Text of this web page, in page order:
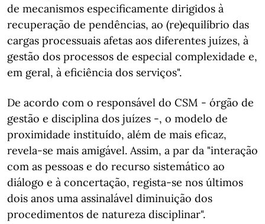
de mecanismos especificamente dirigidos à
recuperação de pendências, ao (re)equilíbrio das
cargas processuais afetas aos diferentes juízes, à
gestão dos processos de especial complexidade e,
em geral, à eficiência dos serviços".
De acordo com o responsável do CSM - órgão de
gestão e disciplina dos juízes -, o modelo de
proximidade instituído, além de mais eficaz,
revela-se mais amigável. Assim, a par da "interação
com as pessoas e do recurso sistemático ao
diálogo e à concertação, regista-se nos últimos
dois anos uma assinalável diminuição dos
procedimentos de natureza disciplinar".